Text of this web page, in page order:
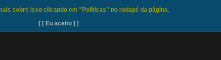
sobre isso clicando em "Políticas" no rodapé da página.
[ [ Eu aceito ] ]